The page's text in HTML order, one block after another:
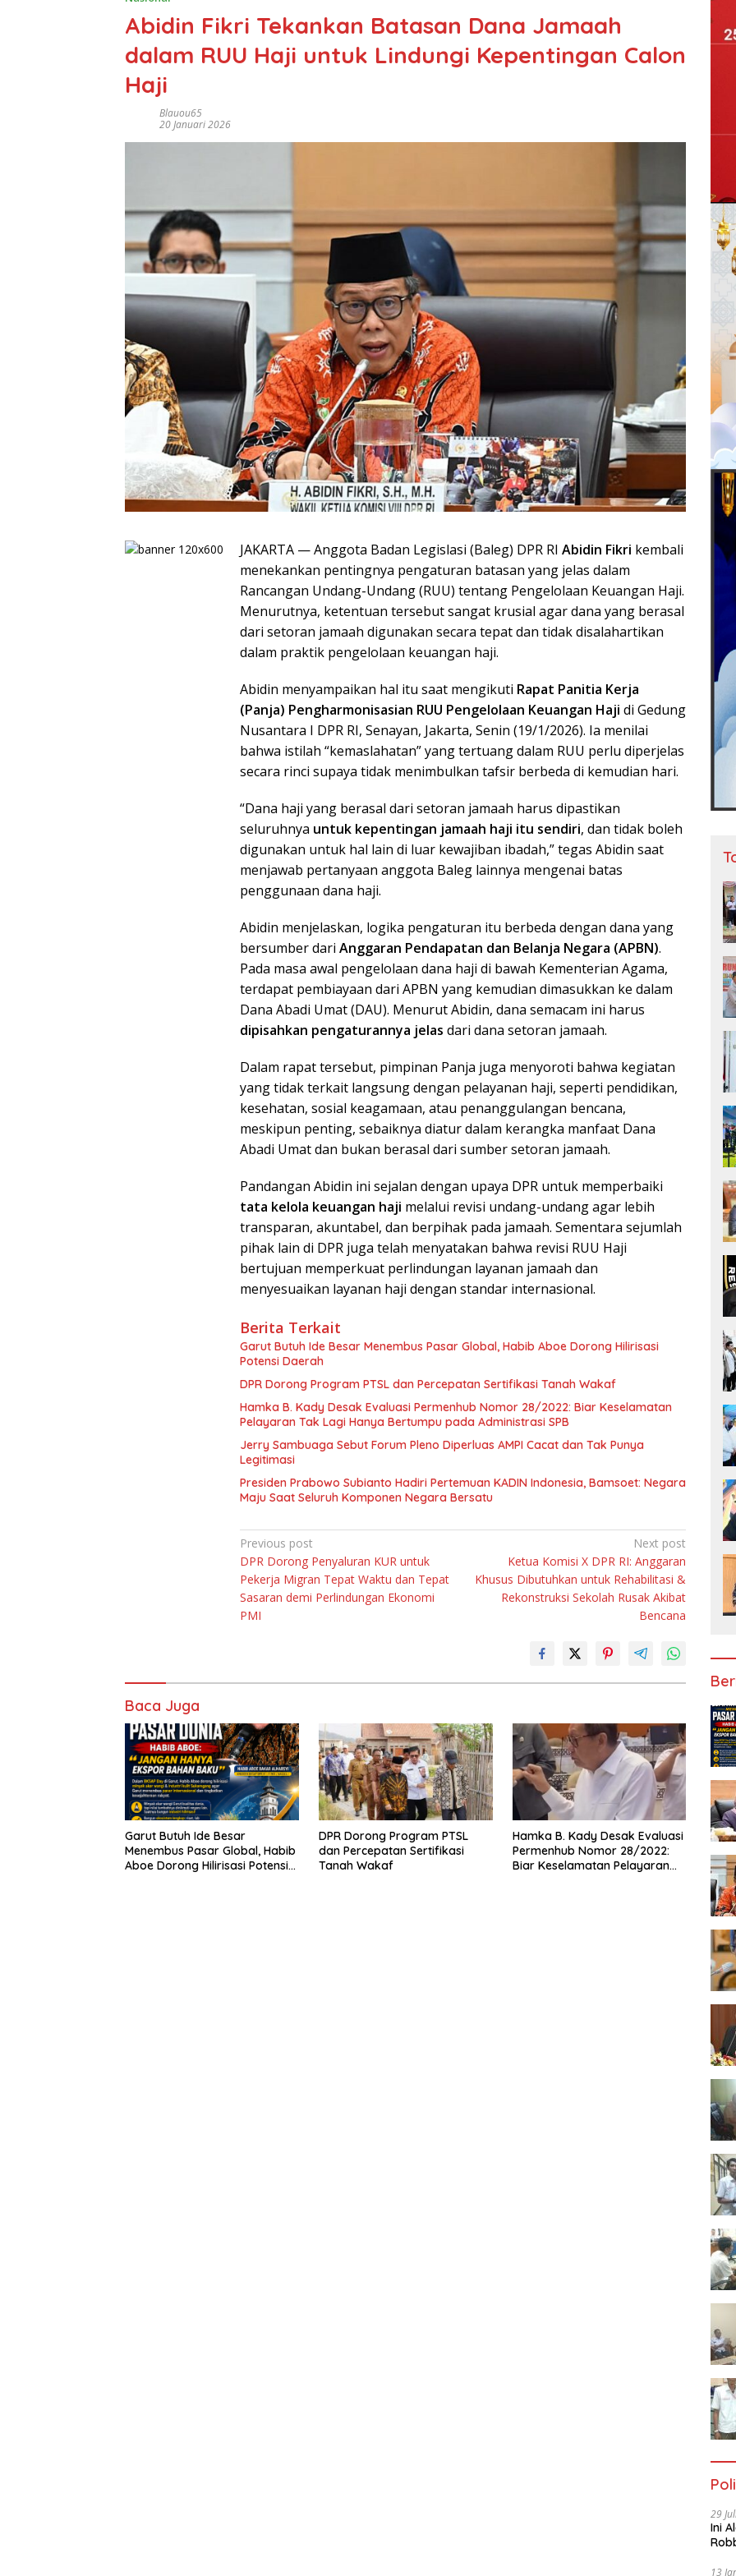
Abidin Fikri Tekankan Batasan Dana Jamaah
dalam RUU Haji untuk Lindungi Kepentingan Calon
Haji
Blauou65
20 Januari 2026
JAKARTA — Anggota Badan Legislasi (Baleg) DPR RI Abidin Fikri kembali
menekankan pentingnya pengaturan batasan yang jelas dalam
Rancangan Undang-Undang (RUU) tentang Pengelolaan Keuangan Haji.
Menurutnya, ketentuan tersebut sangat krusial agar dana yang berasal
dari setoran jamaah digunakan secara tepat dan tidak disalahartikan
dalam praktik pengelolaan keuangan haji.
Abidin menyampaikan hal itu saat mengikuti Rapat Panitia Kerja
(Panja) Pengharmonisasian RUU Pengelolaan Keuangan Haji di Gedung
Nusantara I DPR RI, Senayan, Jakarta, Senin (19/1/2026). Ia menilai
bahwa istilah “kemaslahatan” yang tertuang dalam RUU perlu diperjelas
secara rinci supaya tidak menimbulkan tafsir berbeda di kemudian hari.
“Dana haji yang berasal dari setoran jamaah harus dipastikan
seluruhnya untuk kepentingan jamaah haji itu sendiri, dan tidak boleh
digunakan untuk hal lain di luar kewajiban ibadah,” tegas Abidin saat
menjawab pertanyaan anggota Baleg lainnya mengenai batas
penggunaan dana haji.
Abidin menjelaskan, logika pengaturan itu berbeda dengan dana yang
bersumber dari Anggaran Pendapatan dan Belanja Negara (APBN).
Pada masa awal pengelolaan dana haji di bawah Kementerian Agama,
terdapat pembiayaan dari APBN yang kemudian dimasukkan ke dalam
Dana Abadi Umat (DAU). Menurut Abidin, dana semacam ini harus
dipisahkan pengaturannya jelas dari dana setoran jamaah.
Dalam rapat tersebut, pimpinan Panja juga menyoroti bahwa kegiatan
yang tidak terkait langsung dengan pelayanan haji, seperti pendidikan,
kesehatan, sosial keagamaan, atau penanggulangan bencana,
meskipun penting, sebaiknya diatur dalam kerangka manfaat Dana
Abadi Umat dan bukan berasal dari sumber setoran jamaah.
Pandangan Abidin ini sejalan dengan upaya DPR untuk memperbaiki
tata kelola keuangan haji melalui revisi undang-undang agar lebih
transparan, akuntabel, dan berpihak pada jamaah. Sementara sejumlah
pihak lain di DPR juga telah menyatakan bahwa revisi RUU Haji
bertujuan memperkuat perlindungan layanan jamaah dan
menyesuaikan layanan haji dengan standar internasional.
Berita Terkait
Garut Butuh Ide Besar Menembus Pasar Global, Habib Aboe Dorong Hilirisasi
Potensi Daerah
DPR Dorong Program PTSL dan Percepatan Sertifikasi Tanah Wakaf
Hamka B. Kady Desak Evaluasi Permenhub Nomor 28/2022: Biar Keselamatan
Pelayaran Tak Lagi Hanya Bertumpu pada Administrasi SPB
Jerry Sambuaga Sebut Forum Pleno Diperluas AMPI Cacat dan Tak Punya
Legitimasi
Presiden Prabowo Subianto Hadiri Pertemuan KADIN Indonesia, Bamsoet: Negara
Maju Saat Seluruh Komponen Negara Bersatu
Navigasi
pos
Previous post
DPR Dorong Penyaluran KUR untuk
Pekerja Migran Tepat Waktu dan Tepat
Sasaran demi Perlindungan Ekonomi
PMI
Next post
Ketua Komisi X DPR RI: Anggaran
Khusus Dibutuhkan untuk Rehabilitasi &
Rekonstruksi Sekolah Rusak Akibat
Bencana
Baca Juga
Garut Butuh Ide Besar
Menembus Pasar Global, Habib
Aboe Dorong Hilirisasi Potensi
DPR Dorong Program PTSL
dan Percepatan Sertifikasi
Tanah Wakaf
Hamka B. Kady Desak Evaluasi
Permenhub Nomor 28/2022:
Biar Keselamatan Pelayaran
29
Ini
13